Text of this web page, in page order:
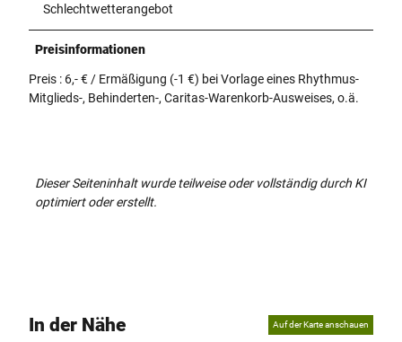
Schlechtwetterangebot
Preisinformationen
Preis : 6,- € / Ermäßigung (-1 €) bei Vorlage eines Rhythmus-
Mitglieds-, Behinderten-, Caritas-Warenkorb-Ausweises, o.ä.
Dieser Seiteninhalt wurde teilweise oder vollständig durch KI
optimiert oder erstellt.
In der Nähe Auf der Karte anschauen